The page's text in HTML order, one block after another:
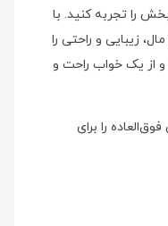
را تجربه کنید. با
زیبایی و راحتی را
و از یک خواب راحت و
را برای